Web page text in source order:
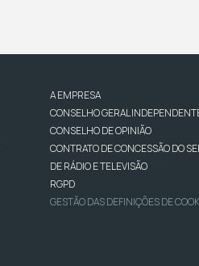
A EMPRESA
CONSELHO GERAL
CONSELHO DE OPINIÃO
CONTRATO DE CONCESSÃO DO
DE RÁDIO E TELEVISÃO
RGPD
GESTÃO DAS DEFINIÇÕES DE